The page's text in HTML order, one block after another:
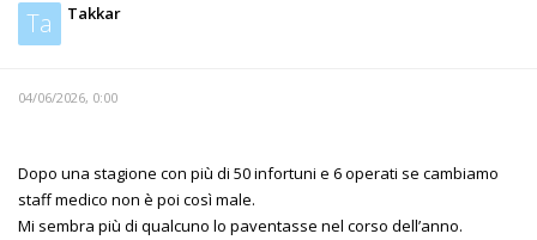
Ta Takkar
04/06/2026, 0:00
Dopo una stagione con più di 50 infortuni e 6 operati se cambiamo
staff medico non è poi così male.
Mi sembra più di qualcuno lo paventasse nel corso dell’anno.